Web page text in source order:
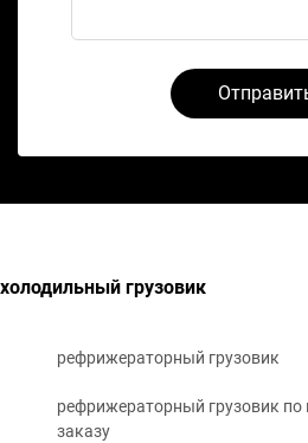
холодильный грузовик
рефрижераторный грузовик
рефрижераторный грузовик
заказу